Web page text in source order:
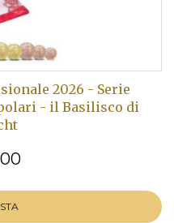
2026 - Serie
- il Basilisco di